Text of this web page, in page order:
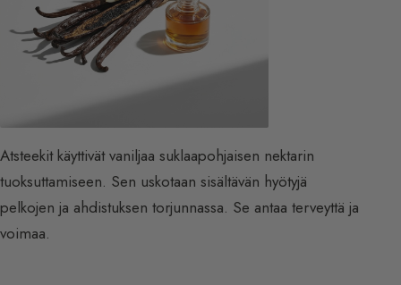
Atsteekit käyttivät vaniljaa suklaapohjaisen nektarin
tuoksuttamiseen. Sen uskotaan sisältävän hyötyjä
pelkojen ja ahdistuksen torjunnassa. Se antaa terveyttä ja
voimaa.